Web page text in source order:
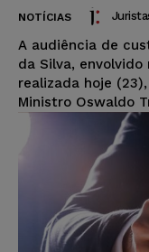
NOTÍCIAS
A audiência de
da Silva, envolvido
realizada hoje
Ministro Oswaldo